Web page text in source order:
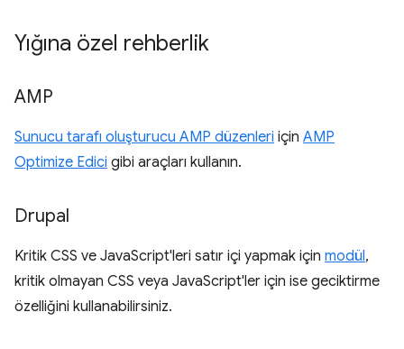
Yığına özel rehberlik
AMP
Sunucu tarafı oluşturucu AMP düzenleri için AMP
Optimize Edici gibi araçları kullanın.
Drupal
Kritik CSS ve JavaScript'leri satır içi yapmak için modül,
kritik olmayan CSS veya JavaScript'ler için ise geciktirme
özelliğini kullanabilirsiniz.